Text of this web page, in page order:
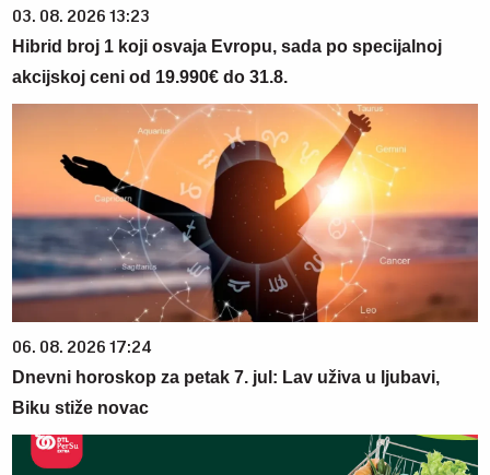
03. 08. 2026 13:23
Hibrid broj 1 koji osvaja Evropu, sada po specijalnoj
akcijskoj ceni od 19.990€ do 31.8.
06. 08. 2026 17:24
Dnevni horoskop za petak 7. jul: Lav uživa u ljubavi,
Biku stiže novac